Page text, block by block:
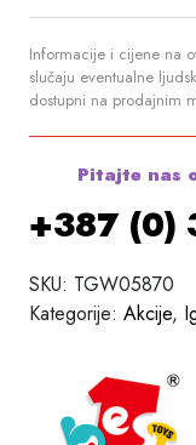
Informacije i cijene na
slučaju eventualne
dostupni na prodajnim
Pitajte nas
+387 (0)
SKU: TGW05870
Kategorije: Akcije,